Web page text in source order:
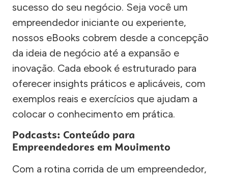
sucesso do seu negócio. Seja você um
empreendedor iniciante ou experiente,
nossos eBooks cobrem desde a concepção
da ideia de negócio até a expansão e
inovação. Cada ebook é estruturado para
oferecer insights práticos e aplicáveis, com
exemplos reais e exercícios que ajudam a
colocar o conhecimento em prática.
Podcasts: Conteúdo para
Empreendedores em Movimento
Com a rotina corrida de um empreendedor,